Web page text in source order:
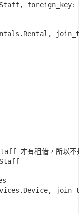
foreign_key:
才有租借，所以